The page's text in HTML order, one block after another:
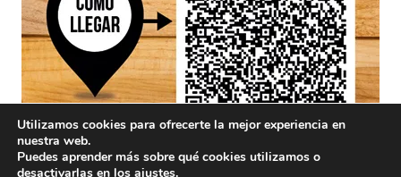
Utilizamos cookies para ofrecerte la mejor experiencia en
nuestra web.
Puedes aprender más sobre qué cookies utilizamos o
desactivarlas en los ajustes.